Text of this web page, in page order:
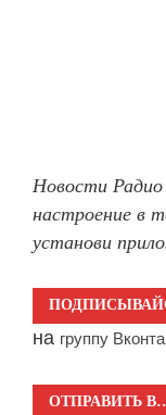
Новости
настроение в
установи
на группу
ОТПРАВИТЬ